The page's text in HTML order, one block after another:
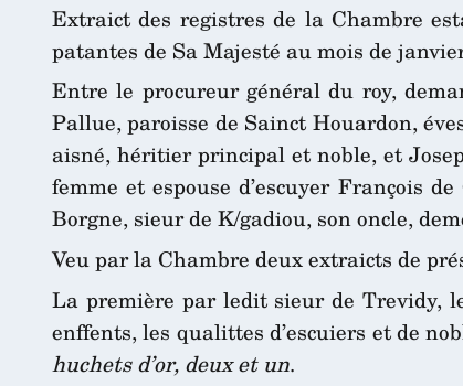
Extraict des registres de la Chambre
patantes de Sa Majesté au mois de
Entre le procureur général du roy,
Pallue, paroisse de Sainct Houardon,
aisné, héritier principal et noble, et
femme et espouse d’escuyer François
Borgne, sieur de K/gadiou, son oncle,
Veu par la Chambre deux extraicts de
La première par ledit sieur de Trevidy,
enffents, les qualittes d’escuiers et de
huchets d’or, deux et un.